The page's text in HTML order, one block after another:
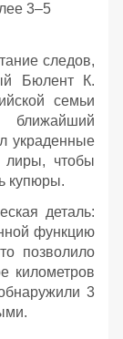
3–5
следов,
Бюлент К.
семьи
украденные
лиры, чтобы
купюры.
деталь:
функцию
позволило
километров
3